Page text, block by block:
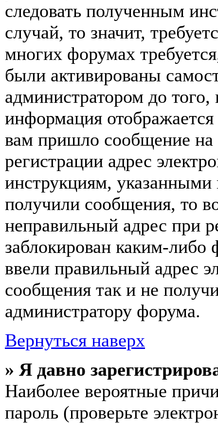
следовать полученным
случай, то значит,
многих форумах
были активированы
администратором до
информация
вам пришло сообщение
регистрации адрес
инструкциям,
получили сообщения, то
неправильный адрес при
заблокирован каким-
ввели правильный адрес
сообщения так и не
администратору форума.
Вернуться наверх
» Я давно
Наиболее вероятные
пароль (проверьте